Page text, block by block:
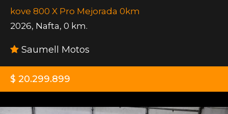
kove 800 X Pro Mejorada 0km
2026, Nafta, 0 km.
Saumell Motos
$ 20.299.899